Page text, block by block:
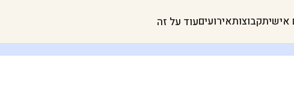
אישיתקבוצותאירועיםעוד על זה